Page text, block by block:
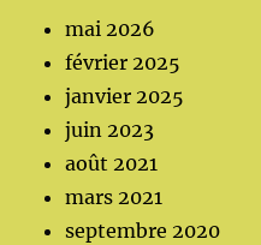
mai 2026
février 2025
janvier 2025
juin 2023
août 2021
mars 2021
septembre 2020